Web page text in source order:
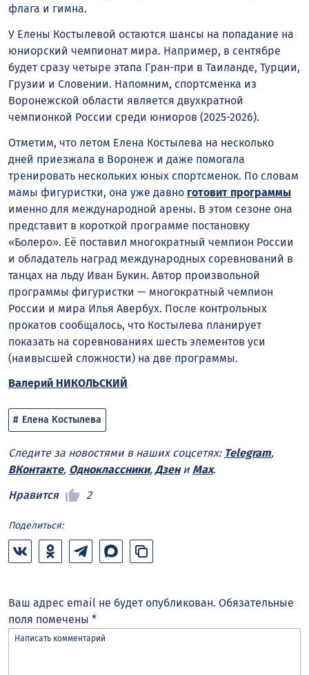
флага и гимна.
У Елены Костылевой остаются шансы на попадание на
юниорский чемпионат мира. Например, в сентябре
будет сразу четыре этапа Гран-при в Таиланде, Турции,
Грузии и Словении. Напомним, спортсменка из
Воронежской области является двухкратной
чемпионкой России среди юниоров (2025-2026).
Отметим, что летом Елена Костылева на несколько
дней приезжала в Воронеж и даже помогала
тренировать нескольких юных спортсменок. По словам
мамы фигуристки, она уже давно готовит программы
именно для международной арены. В этом сезоне она
представит в короткой программе постановку
«Болеро». Её поставил многократный чемпион России
и обладатель наград международных соревнований в
танцах на льду Иван Букин. Автор произвольной
программы фигуристки — многократный чемпион
России и мира Илья Авербух. После контрольных
прокатов сообщалось, что Костылева планирует
показать на соревнованиях шесть элементов уси
(наивысшей сложности) на две программы.
Валерий НИКОЛЬСКИЙ
Елена Костылева
Следите за новостями в наших соцсетях: Telegram,
ВКонтакте, Одноклассники, Дзени Max.
Нравится
2
Поделиться:
Ваш адрес email не будет опубликован. Обязательные
поля помечены *